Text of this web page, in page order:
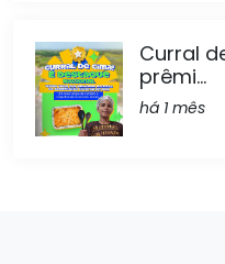
Curral
prêmi...
há 1 mês